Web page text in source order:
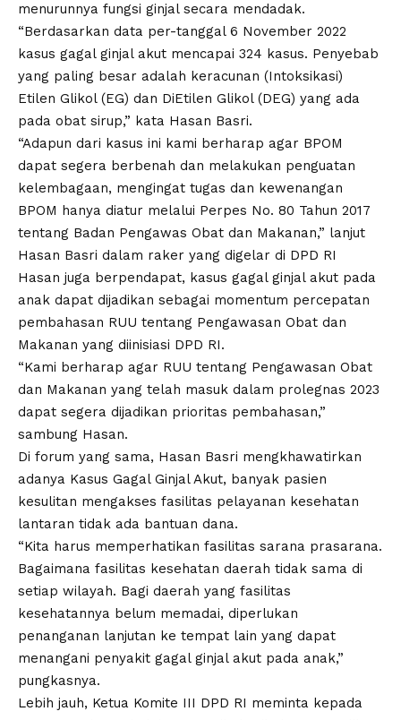
menurunnya fungsi ginjal secara mendadak.
“Berdasarkan data per-tanggal 6 November 2022
kasus gagal ginjal akut mencapai 324 kasus. Penyebab
yang paling besar adalah keracunan (Intoksikasi)
Etilen Glikol (EG) dan DiEtilen Glikol (DEG) yang ada
pada obat sirup,” kata Hasan Basri.
“Adapun dari kasus ini kami berharap agar BPOM
dapat segera berbenah dan melakukan penguatan
kelembagaan, mengingat tugas dan kewenangan
BPOM hanya diatur melalui Perpes No. 80 Tahun 2017
tentang Badan Pengawas Obat dan Makanan,” lanjut
Hasan Basri dalam raker yang digelar di DPD RI
Hasan juga berpendapat, kasus gagal ginjal akut pada
anak dapat dijadikan sebagai momentum percepatan
pembahasan RUU tentang Pengawasan Obat dan
Makanan yang diinisiasi DPD RI.
“Kami berharap agar RUU tentang Pengawasan Obat
dan Makanan yang telah masuk dalam prolegnas 2023
dapat segera dijadikan prioritas pembahasan,”
sambung Hasan.
Di forum yang sama, Hasan Basri mengkhawatirkan
adanya Kasus Gagal Ginjal Akut, banyak pasien
kesulitan mengakses fasilitas pelayanan kesehatan
lantaran tidak ada bantuan dana.
“Kita harus memperhatikan fasilitas sarana prasarana.
Bagaimana fasilitas kesehatan daerah tidak sama di
setiap wilayah. Bagi daerah yang fasilitas
kesehatannya belum memadai, diperlukan
penanganan lanjutan ke tempat lain yang dapat
menangani penyakit gagal ginjal akut pada anak,”
pungkasnya.
Lebih jauh, Ketua Komite III DPD RI meminta kepada